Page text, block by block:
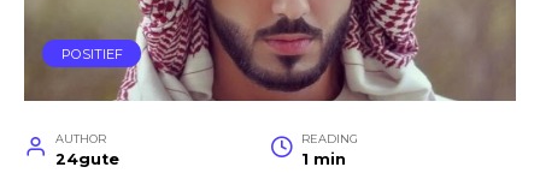
POSITIEF
AUTHOR
24gute
READING
1 min